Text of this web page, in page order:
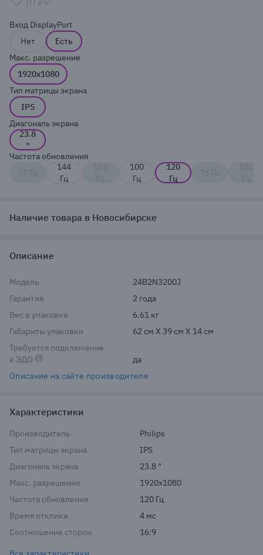
Вход DisplayPort
Нет
Есть
Макс. разрешение
1920x1080
Тип матрицы экрана
IPS
Диагональ экрана
23.8
"
Частота обновления
144
Гц
100
Гц
120
Гц
Наличие товара в Новосибирске
Описание
Модель
24B2N3200J
Гарантия
2 года
Вес в упаковке
6.61 кг
Габариты упаковки
62 см X 39 см X 14 см
Требуется подключение
к ЭДО
да
Описание на сайте производителя
Характеристики
Производитель
Philips
Тип матрицы экрана
IPS
Диагональ экрана
23.8 "
Макс. разрешение
1920x1080
Частота обновления
120 Гц
Время отклика
4 мс
Соотношение сторон
16:9